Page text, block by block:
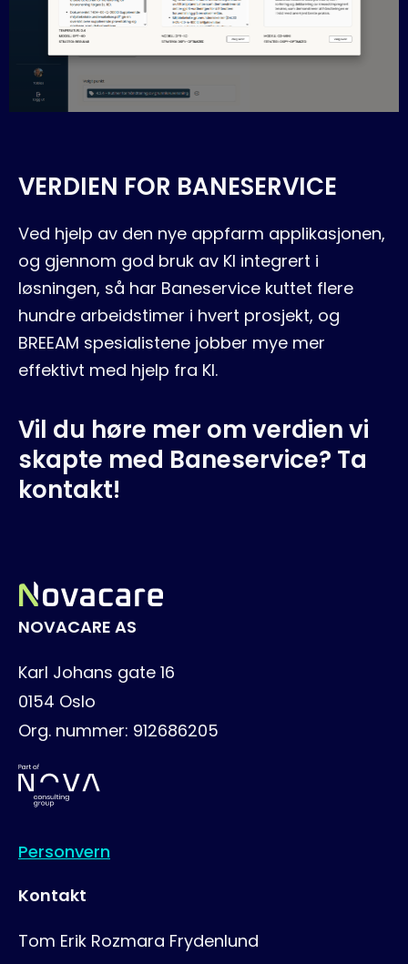
VERDIEN FOR BANESERVICE
Ved hjelp av den nye appfarm applikasjonen,
og gjennom god bruk av KI integrert i
løsningen, så har Baneservice kuttet flere
hundre arbeidstimer i hvert prosjekt, og
BREEAM spesialistene jobber mye mer
effektivt med hjelp fra KI.
Vil du høre mer om verdien vi
skapte med Baneservice? Ta
kontakt!
NOVACARE AS
Karl Johans gate 16
0154 Oslo
Org. nummer: 912686205
Personvern
Kontakt
Tom Erik Rozmara Frydenlund